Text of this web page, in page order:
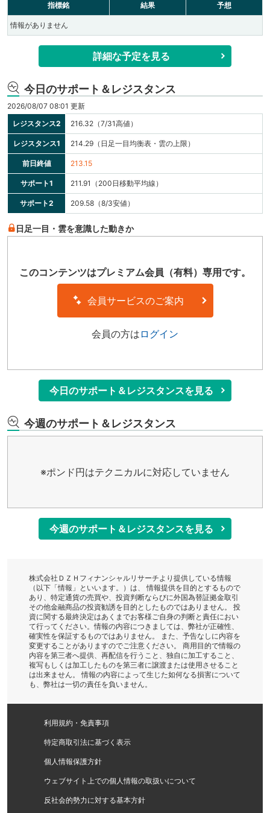
指標銘 結果 予想
情報がありません
詳細な予定を見る
今日のサポート＆レジスタンス
2026/08/07 08:01 更新
レジスタンス2
216.32（7/31高値）
レジスタンス1 214.29（日足一目均衡表・雲の上限）
前日終値 213.15
サポート1 211.91（200日移動平均線）
サポート2 209.58（8/3安値）
日足一目・雲を意識した動きか
このコンテンツはプレミアム会員（有料）専用です。
会員サービスのご案内
会員の方は ログイン
今日のサポート＆レジスタンスを見る
今週のサポート＆レジスタンス
※ポンド円はテクニカルに対応していません
今週のサポート＆レジスタンスを見る
株式会社ＤＺＨフィナンシャルリサーチより提供している情報
（以下「情報」といいます。）は、 情報提供を目的とするもので
あり、特定通貨の売買や、投資判断ならびに外国為替証拠金取引
その他金融商品の投資勧誘を目的としたものではありません。 投
資に関する最終決定はあくまでお客様ご自身の判断と責任におい
て行ってください。情報の内容につきましては、弊社が正確性、
確実性を保証するものではありません。 また、予告なしに内容を
変更することがありますのでご注意ください。 商用目的で情報の
内容を第三者へ提供、再配信を行うこと、独自に加工すること、
複写もしくは加工したものを第三者に譲渡または使用させること
は出来ません。 情報の内容によって生じた如何なる損害について
も、弊社は一切の責任を負いません。
利用規約・免責事項
特定商取引法に基づく表示
個人情報保護方針
ウェブサイト上での個人情報の取扱いについて
反社会的勢力に対する基本方針